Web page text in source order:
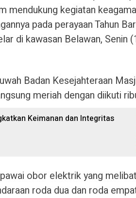
mendukung kegiatan
pada perayaan Tahun
di kawasan Belawan, Senin
Badan Kesejahteraan
meriah dengan diikuti
Keimanan dan Integritas
obor elektrik yang
roda dua dan roda